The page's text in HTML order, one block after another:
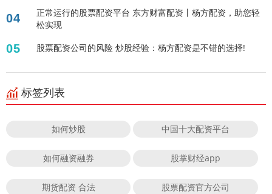
04
正常运行的股票配资平台 东方财富配资丨杨方配资，助您轻
松实现
05 股票配资公司的风险 炒股经验：杨方配资是不错的选择!
标签列表
如何炒股 中国十大配资平台
如何融资融券 股掌财经app
期货配资 合法 股票配资官方公司